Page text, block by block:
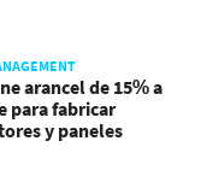
arancel de 15% a
para fabricar
y paneles